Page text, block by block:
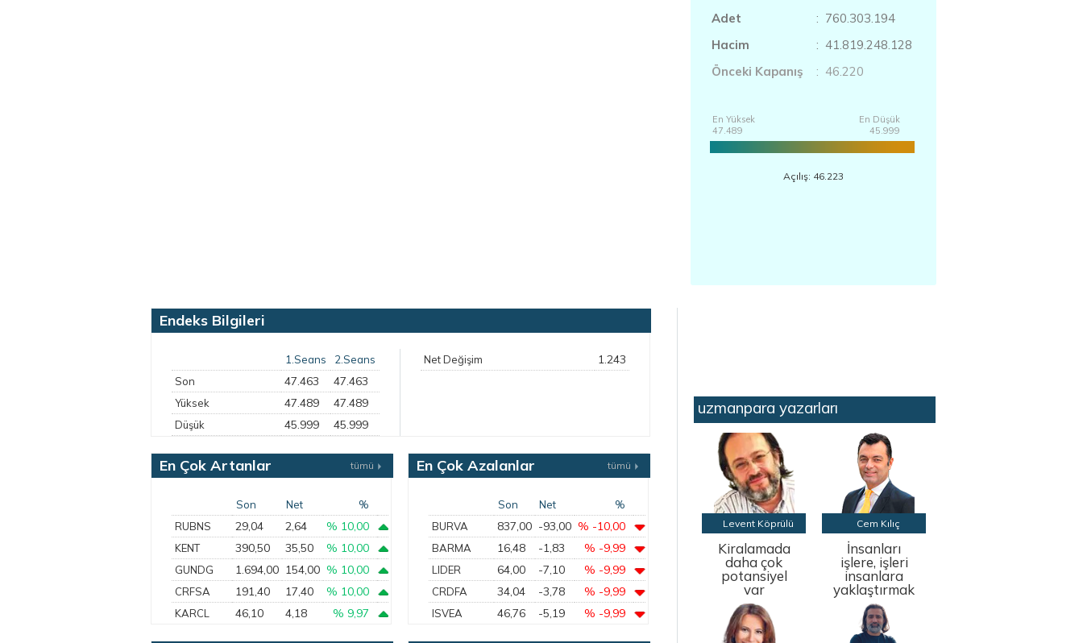
Adet
: 760.303.194
Hacim
: 41.819.248.128
Önceki Kapanış
: 46.220
En Yüksek
47.489
En Düşük
45.999
Açılış: 46.223
Endeks Bilgileri
1.Seans
2.Seans
Son
47.463 47.463
Yüksek 47.489 47.489
Düşük 45.999 45.999
Net Değişim 1.243
En Çok Artanlar tümü
Son Net
%
RUBNS
29,04 2,64 % 10,00
KENT 390,50 35,50 % 10,00
GUNDG 1.694,00 154,00 % 10,00
CRFSA 191,40 17,40 % 10,00
KARCL 46,10 4,18 % 9,97
En Çok Azalanlar tümü
Son Net
%
BURVA
837,00 -93,00 % -10,00
BARMA 16,48 -1,83 % -9,99
LIDER 64,00 -7,10 % -9,99
CRDFA 34,04 -3,78 % -9,99
ISVEA 46,76 -5,19 % -9,99
uzmanpara yazarları
Levent Köprülü
Kiralamada
daha çok
potansiyel
var
Cem Kılıç
İnsanları
işlere, işleri
insanlara
yaklaştırmak